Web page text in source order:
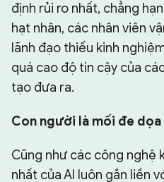
định rủi ro nhất, chẳng
hạt nhân, các nhân viên
lãnh đạo thiếu kinh
quá cao độ tin cậy của
tạo đưa ra.
Con người là mối đe d ọa l
Cũng như các công nghệ
nhất của AI luôn gắn liền